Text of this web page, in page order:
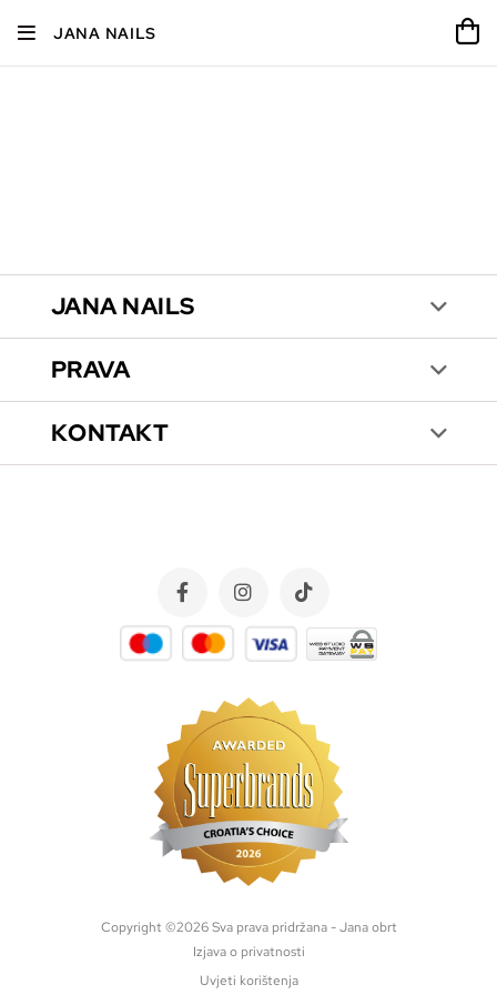
JANA NAILS
JANA NAILS
PRAVA
KONTAKT
Copyright ©2026 Sva prava pridržana - Jana obrt
Izjava o privatnosti
Uvjeti korištenja